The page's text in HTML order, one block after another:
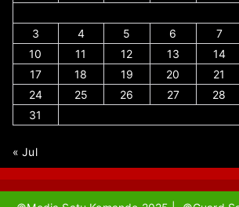
3
4 5 6 7
10
11 12 13 14
17
18 19 20 21
24
25 26 27 28
31
« Jul